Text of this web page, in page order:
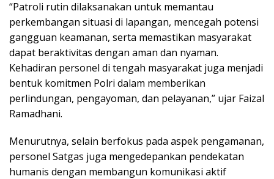
“Patroli rutin dilaksanakan untuk memantau
perkembangan situasi di lapangan, mencegah potensi
gangguan keamanan, serta memastikan masyarakat
dapat beraktivitas dengan aman dan nyaman.
Kehadiran personel di tengah masyarakat juga menjadi
bentuk komitmen Polri dalam memberikan
perlindungan, pengayoman, dan pelayanan,” ujar Faizal
Ramadhani.
Menurutnya, selain berfokus pada aspek pengamanan,
personel Satgas juga mengedepankan pendekatan
humanis dengan membangun komunikasi aktif